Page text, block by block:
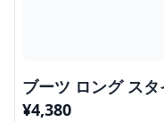
ブーツ ロング ス
¥4,380